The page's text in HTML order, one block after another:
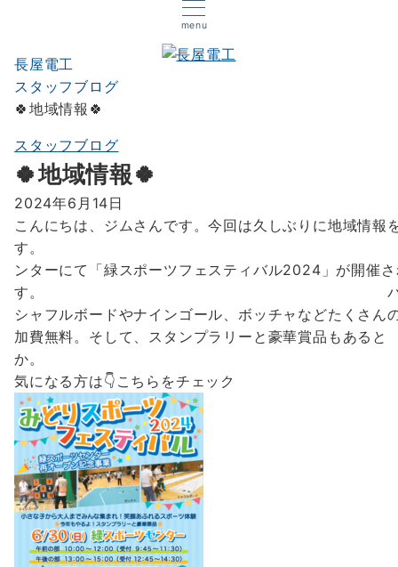
menu
長屋電工
スタッフブログ
🍀地域情報🍀
スタッフブログ
🍀地域情報🍀
2024年6月14日
こんにちは、ジムさんです。今回は久しぶりに地域情報
す。 6月30日(
ンターにて「緑スポーツフェスティバル2024」が開催
す。 バレーやバド・剣道・
シャフルボードやナインゴール、ボッチャなどたくさ
加費無料。そして、スタンプラリーと豪華賞品もあると
か
気になる方は👇こちらをチェック